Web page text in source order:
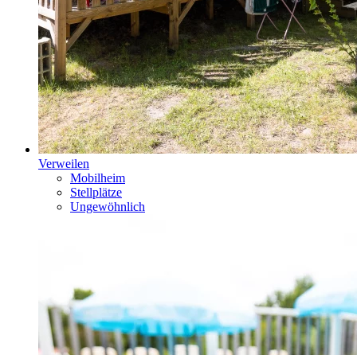
Verweilen
Mobilheim
Stellplätze
Ungewöhnlich